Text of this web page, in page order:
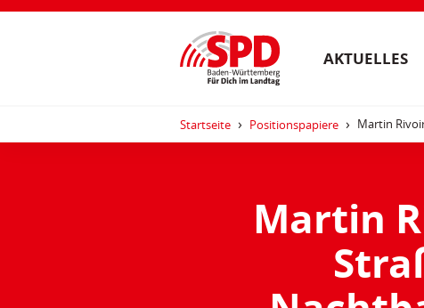
AKTUELLES
Startseite Positionspapiere Martin
Martin